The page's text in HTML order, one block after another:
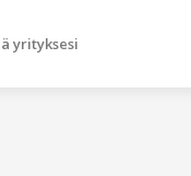
yrityksesi